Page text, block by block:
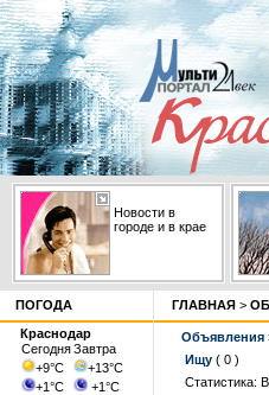
Новости в
городе и в крае
ПОГОДА
Краснодар
СегодняЗавтра
+9°С +13°С
+1°С +1°С
ГЛАВНАЯ >
Объявления
Ищу ( 0 )
Статистика: